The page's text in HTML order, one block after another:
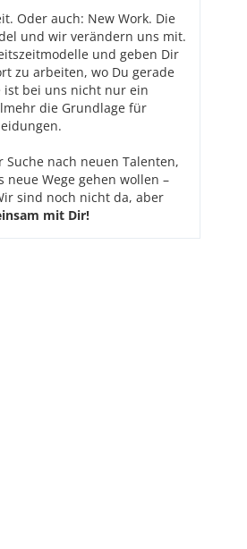
Oder auch: New Work. Die
und wir verändern uns mit.
und geben Dir
zu arbeiten, wo Du gerade
ist bei uns nicht nur ein
die Grundlage für
nach neuen Talenten,
Wege gehen wollen –
sind noch nicht da, aber
mit Dir!